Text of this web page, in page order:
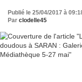
Publié le 25/04/2017 à
Par clodelle45